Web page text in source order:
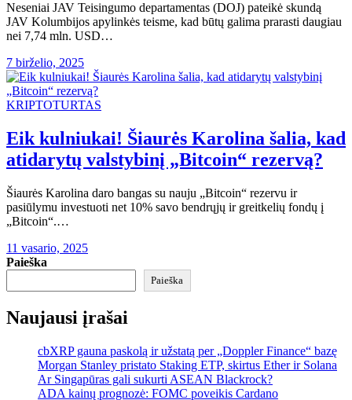
Neseniai JAV Teisingumo departamentas (DOJ) pateikė skundą
JAV Kolumbijos apylinkės teisme, kad būtų galima prarasti daugiau
nei 7,74 mln. USD…
7 birželio, 2025
KRIPTOTURTAS
Eik kulniukai! Šiaurės Karolina šalia, kad
atidarytų valstybinį „Bitcoin“ rezervą?
Šiaurės Karolina daro bangas su nauju „Bitcoin“ rezervu ir
pasiūlymu investuoti net 10% savo bendrųjų ir greitkelių fondų į
„Bitcoin“.…
11 vasario, 2025
Paieška
Paieška
Naujausi įrašai
cbXRP gauna paskolą ir užstatą per „Doppler Finance“ bazę
Morgan Stanley pristato Staking ETP, skirtus Ether ir Solana
Ar Singapūras gali sukurti ASEAN Blackrock?
ADA kainų prognozė: FOMC poveikis Cardano